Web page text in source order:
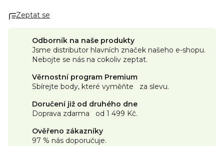
Zeptat se
Odborník na naše produkty
Jsme distributor hlavních značek našeho e-shopu.
Nebojte se nás na cokoliv zeptat.
Věrnostní program Premium
Sbírejte body, které vyměňte za slevu.
Doručení již od druhého dne
Doprava zdarma od 1 499 Kč.
Ověřeno zákazníky
97 % nás doporučuje.